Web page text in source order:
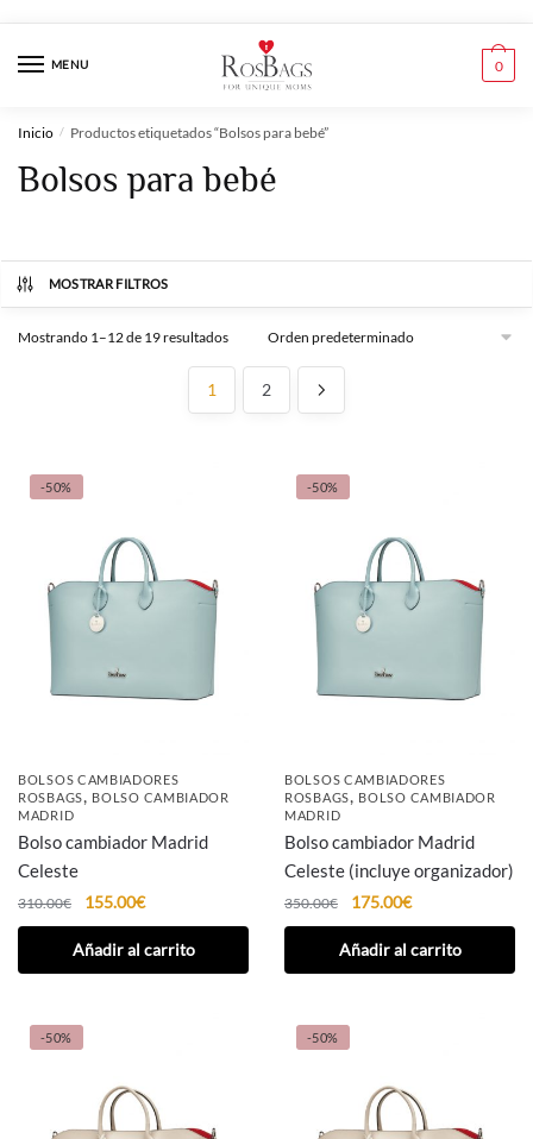
navigation
contentMENU 0
Inicio / Productos etiquetados “Bolsos para bebé”
Bolsos para bebé
MOSTRAR FILTROS
Mostrando 1–12 de 19 resultados
1 2
-50%
BOLSOS CAMBIADORES
ROSBAGS, BOLSO CAMBIADOR
MADRID
Bolso cambiador Madrid
Celeste
310.00€ 155.00€
Añadir al carrito
-50%
BOLSOS CAMBIADORES
ROSBAGS, BOLSO CAMBIADOR
MADRID
Bolso cambiador Madrid
Celeste (incluye organizador)
350.00€ 175.00€
Añadir al carrito
-50% -50%